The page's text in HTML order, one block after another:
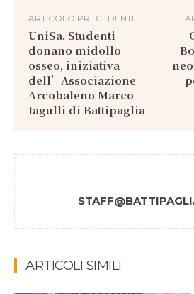
ARTICOLO PRECEDENTE
UniSa. Studenti
donano midollo
osseo, iniziativa
dell’Associazione
Arcobaleno Marco
Iagulli di Battipaglia
ARTICOLI SIMILI